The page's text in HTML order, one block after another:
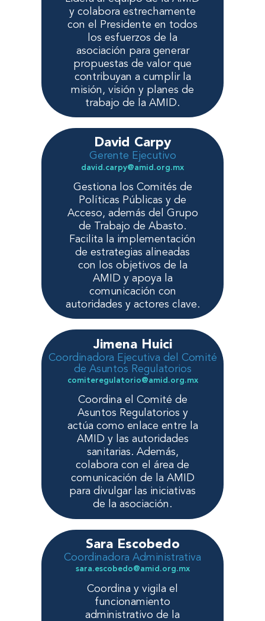
y colabora estrechamente
con el Presidente en todos
los esfuerzos de la
asociación para generar
propuestas de valor que
contribuyan a cumplir la
misión, visión y planes de
trabajo de la AMID.
David Carpy
Gerente Ejecutivo
david.carpy@amid.org.mx
Gestiona los Comités de
Políticas Públicas y de
Acceso, además del Grupo
de Trabajo de Abasto.
Facilita la implementación
de estrategias alineadas
con los objetivos de la
AMID y apoya la
comunicación con
autoridades y actores clave.
Jimena Huici
Coordinadora Ejecutiva del Comité
de Asuntos Regulatorios
comiteregulatorio@amid.org.mx
Coordina el Comité de
Asuntos Regulatorios y
actúa como enlace entre la
AMID y las autoridades
sanitarias. Además,
colabora con el área de
comunicación de la AMID
para divulgar las iniciativas
de la asociación.
Sara Escobedo
Coordinadora Administrativa
sara.escobedo@amid.org.mx
Coordina y vigila el
funcionamiento
administrativo de la